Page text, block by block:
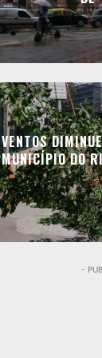
VENTOS
MUNICÍPIO DO
-